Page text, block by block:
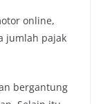
online,
jumlah pajak
bergantung